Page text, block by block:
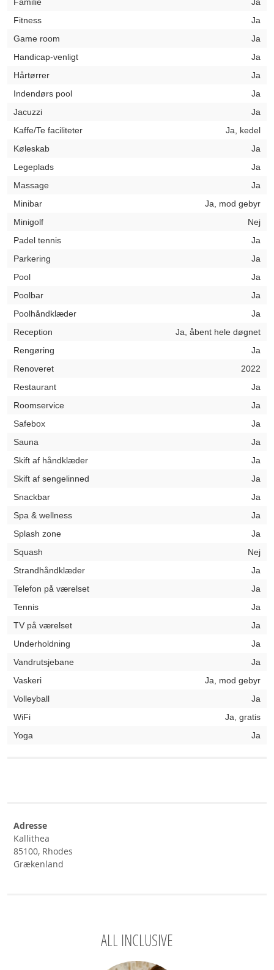
Fitness
Ja
Game room
Ja
Handicap-venligt
Ja
Hårtørrer
Ja
Indendørs pool
Ja
Jacuzzi
Ja
Kaffe/Te faciliteter
Ja, kedel
Køleskab
Ja
Legeplads
Ja
Massage
Ja
Minibar
Ja, mod gebyr
Minigolf
Nej
Padel tennis
Ja
Parkering
Ja
Pool
Ja
Poolbar
Ja
Poolhåndklæder
Ja
Reception
Ja, åbent hele døgnet
Rengøring
Ja
Renoveret
2022
Restaurant
Ja
Roomservice
Ja
Safebox
Ja
Sauna
Ja
Skift af håndklæder
Ja
Skift af sengelinned
Ja
Snackbar
Ja
Spa & wellness
Ja
Splash zone
Ja
Squash
Nej
Strandhåndklæder
Ja
Telefon på værelset
Ja
Tennis
Ja
TV på værelset
Ja
Underholdning
Ja
Vandrutsjebane
Ja
Vaskeri
Ja, mod gebyr
Volleyball
Ja
WiFi
Ja, gratis
Yoga
Ja
Adresse
Kallithea
85100, Rhodes
Grækenland
ALL INCLUSIVE